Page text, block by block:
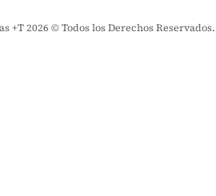
+T 2026 © Todos los Derechos